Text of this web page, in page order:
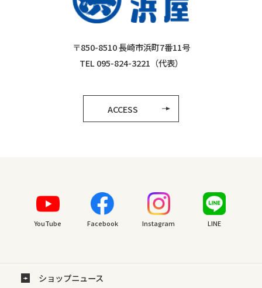
〒850-8510 長崎市浜町7番11号
TEL 095-824-3221（代表）
ACCESS
YouTube Facebook Instagram LINE
ショップニュース